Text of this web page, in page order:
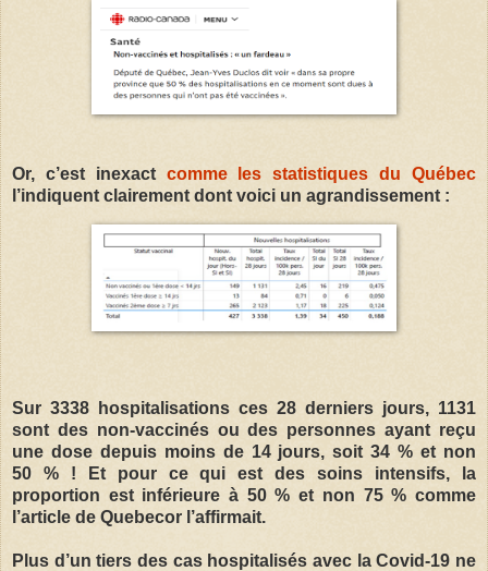
Or, c’est inexact comme les statistiques du Québec
l’indiquent clairement dont voici un agrandissement :
Sur 3338 hospitalisations ces 28 derniers jours, 1131
sont des non-vaccinés ou des personnes ayant reçu
une dose depuis moins de 14 jours, soit 34 % et non
50 % ! Et pour ce qui est des soins intensifs, la
proportion est inférieure à 50 % et non 75 % comme
l’article de Quebecor l’affirmait.
Plus d’un tiers des cas hospitalisés avec la Covid-19 ne